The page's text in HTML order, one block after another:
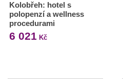
Kolobřeh: hotel s
polopenzí a wellness
procedurami
6 021 Kč